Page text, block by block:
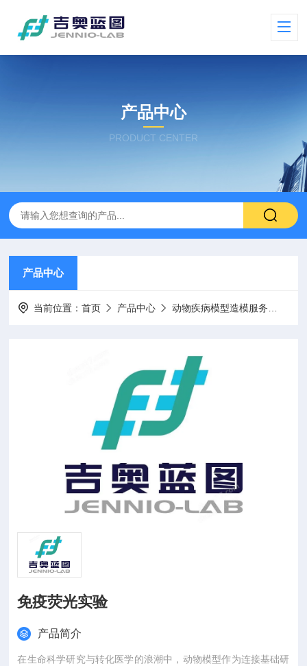
产品中心
PRODUCT CENTER
产品中心
当前位置：首页 产品中心 动物疾病模型造模服务
免疫荧光实验
产品简介
在生命科学研究与转化医学的浪潮中，动物模型作为连接基础研